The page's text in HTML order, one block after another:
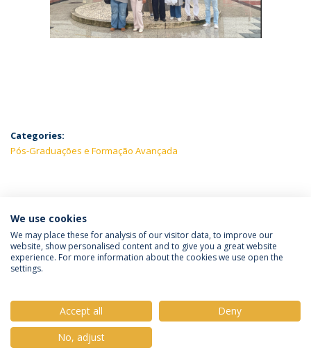
Categories:
Pós-Graduações e Formação Avançada
LATEST NEWS
Política de Privacidade
Termos e Condições
© 2026 Universidade Católica Portuguesa
We use cookies
We may place these for analysis of our visitor data, to improve our
website, show personalised content and to give you a great website
experience. For more information about the cookies we use open the
settings.
Accept all
Deny
No, adjust